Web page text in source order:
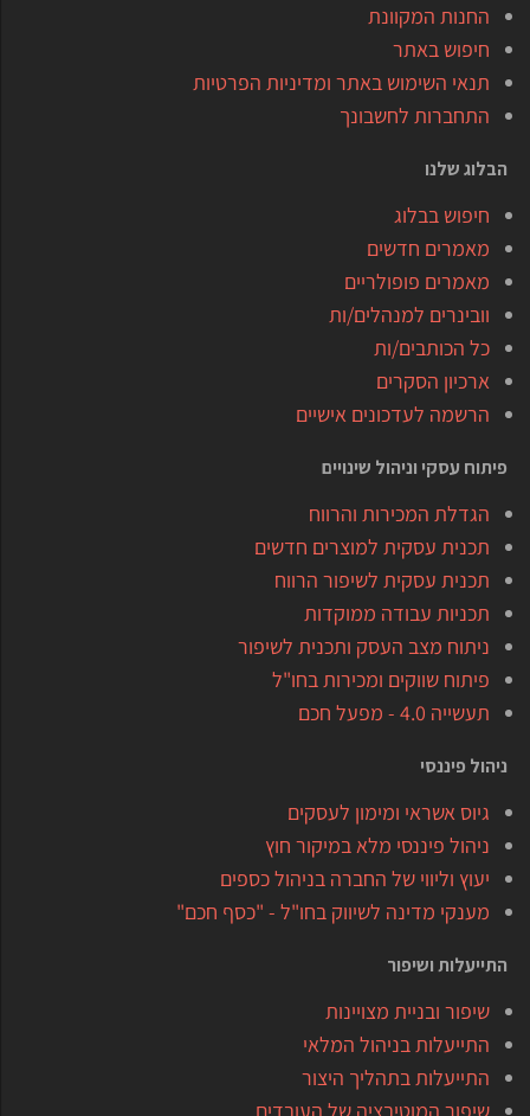
החנות המקוונת
חיפוש באתר
תנאי השימוש באתר ומדיניות הפרטיות
התחברות לחשבונך
הבלוג שלנו
חיפוש בבלוג
מאמרים חדשים
מאמרים פופולריים
וובינרים למנהלים/ות
כל הכותבים/ות
ארכיון הסקרים
הרשמה לעדכונים אישיים
פיתוח עסקי וניהול שינויים
הגדלת המכירות והרווח
תכנית עסקית למוצרים חדשים
תכנית עסקית לשיפור הרווח
תכניות עבודה ממוקדות
ניתוח מצב העסק ותכנית לשיפור
פיתוח שווקים ומכירות בחו"ל
תעשייה 4.0 - מפעל חכם
ניהול פיננסי
גיוס אשראי ומימון לעסקים
ניהול פיננסי מלא במיקור חוץ
יעוץ וליווי של החברה בניהול כספים
מענקי מדינה לשיווק בחו"ל - "כסף חכם"
התייעלות ושיפור
שיפור ובניית מצויינות
התייעלות בניהול המלאי
התייעלות בתהליך היצור